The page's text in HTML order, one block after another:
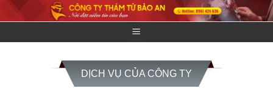
Skip
to
DỊCH VỤ CỦA CÔNG TY